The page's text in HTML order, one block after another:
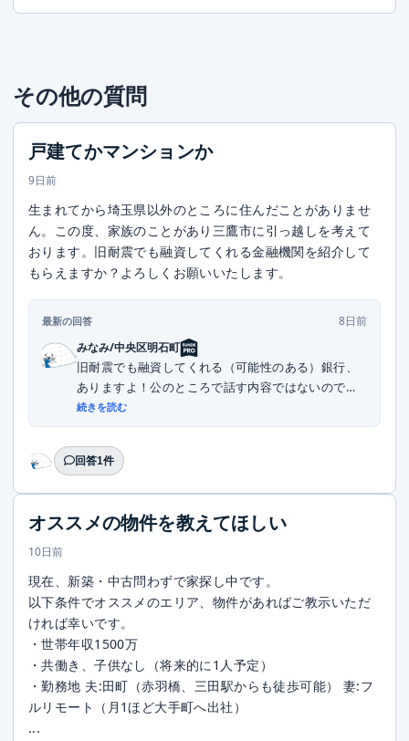
その他の質問
戸建てかマンションか
9日前
生まれてから埼玉県以外のところに住んだことがありませ
ん。この度、家族のことがあり三鷹市に引っ越しを考えて
おります。旧耐震でも融資してくれる金融機関を紹介して
もらえますか？よろしくお願いいたします。
最新の回答
8日前
みなみ/中央区明石町
旧耐震でも融資してくれる（可能性のある）銀行、
ありますよ！公のところで話す内容ではないので、
DMい...
続きを読む
回答1件
オススメの物件を教えてほしい
10日前
現在、新築・中古問わずで家探し中です。
以下条件でオススメのエリア、物件があればご教示いただ
ければ幸いです。
・世帯年収1500万
・共働き、子供なし（将来的に1人予定）
・勤務地 夫:田町（赤羽橋、三田駅からも徒歩可能） 妻:フ
ルリモート（月1ほど大手町へ出社）
...